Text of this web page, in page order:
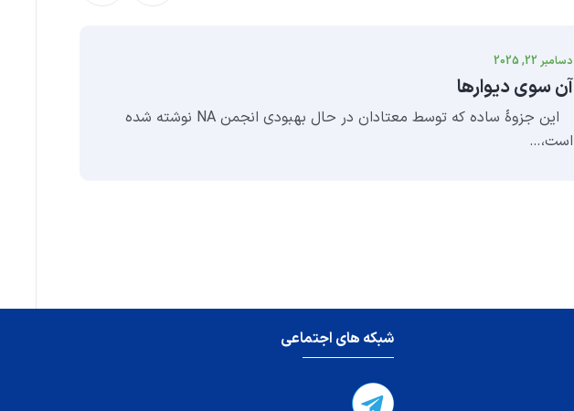
دسامبر 22, 2025
آن سوی دیوارها
این جزوهٔ ساده که توسط معتادان در حال بهبودی انجمن NA نوشته شده
است،…
شبکه های اجتماعی